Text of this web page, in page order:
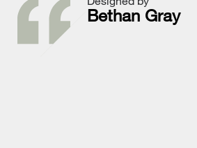
Bethan Gray